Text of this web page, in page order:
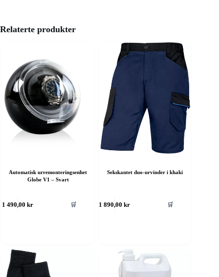
Relaterte produkter
Automatisk urremonteringsenhet
Globe V1 – Svart
1 490,00kr 🛒
Sekskantet duo-urvinder i khaki
1 890,00kr 🛒